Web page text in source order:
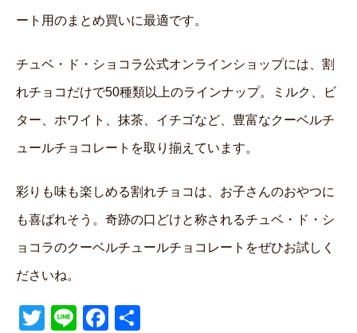
ート用のまとめ買いに最適です。
チュベ・ド・ショコラ公式オンラインショップには、割
れチョコだけで50種類以上のラインナップ。ミルク、ビ
ター、ホワイト、抹茶、イチゴなど、豊富なクーベルチ
ュールチョコレートを取り揃えています。
彩りも味も楽しめる割れチョコは、お子さんのおやつに
も喜ばれそう。奇跡の口どけと称されるチュベ・ド・シ
ョコラのクーベルチュールチョコレートをぜひお試しく
ださいね。
T
Li
F